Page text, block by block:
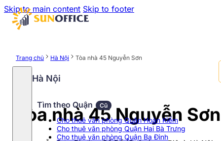
Skip to main content Skip to footer
Hà Nội
Tìm theo Quận Cũ
Cho thuê văn phòng Quận Hoàn Kiếm
Cho thuê văn phòng Quận Hai Bà Trưng
Cho thuê văn phòng Quận Ba Đình
Trang chủ Hà Nội Tòa nhà 45 Nguyễn Sơn
Tòa nhà 45 Nguyễn Sơn